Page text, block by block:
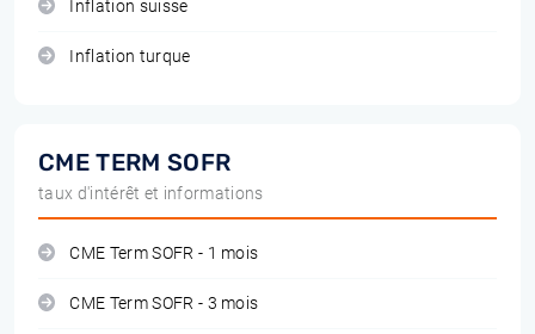
Inflation suisse
Inflation turque
CME TERM SOFR
taux d'intérêt et informations
CME Term SOFR - 1 mois
CME Term SOFR - 3 mois